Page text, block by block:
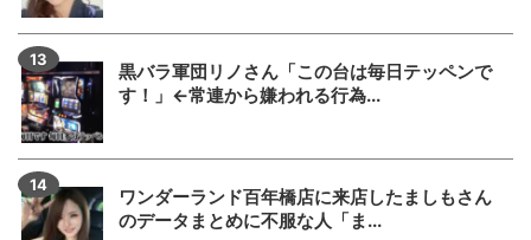
黒バラ軍団リノさん「この台は毎日テッペンで
す！」←常連から嫌われる行為...
ワンダーランド百年橋店に来店したましもさん
のデータまとめに不服な人「ま...